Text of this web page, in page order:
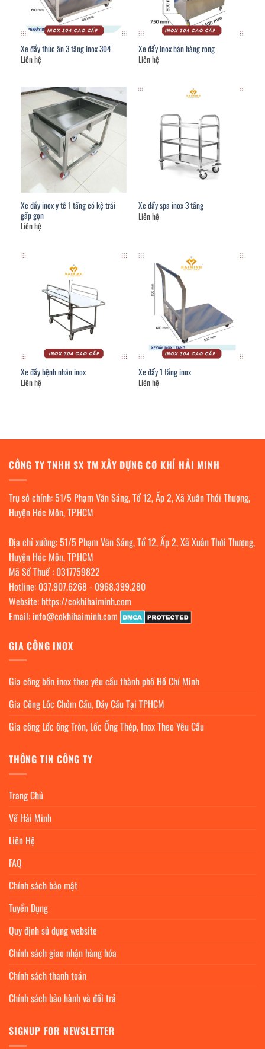
Xe đẩy thức ăn 3 tầng inox 304
Liên hệ
Xe đẩy inox bán hàng rong
Liên hệ
Xe đẩy inox y tế 1 tầng có kệ trái
gấp gọn
Liên hệ
Xe đẩy spa inox 3 tầng
Liên hệ
Xe đẩy bệnh nhân inox
Liên hệ
Xe đẩy 1 tầng inox
Liên hệ
CÔNG TY TNHH SX TM XÂY DỰNG CƠ KHÍ HẢI MINH
Trụ sở chính: 51/5 Phạm Văn Sáng, Tổ 12, Ấp 2, Xã Xuân Thới Thượng,
Huyện Hóc Môn, TP.HCM
Địa chỉ xưởng: 51/5 Phạm Văn Sáng, Tổ 12, Ấp 2, Xã Xuân Thới Thượng,
Huyện Hóc Môn, TP.HCM
Mã Số Thuế : 0317759822
Hotline: 037.907.6268- 0968.399.280
Website: https://cokhihaiminh.com
Email: info@cokhihaiminh.com
GIA CÔNG INOX
Gia công bồn inox theo yêu cầu thành phố Hồ Chí Minh
Gia Công Lốc Chỏm Cầu, Đáy Cầu Tại TPHCM
Gia công Lốc ống Tròn, Lốc Ống Thép, Inox Theo Yêu Cầu
THÔNG TIN CÔNG TY
Trang Chủ
Về Hải Minh
Liên Hệ
FAQ
Chính sách bảo mật
Tuyển Dụng
Quy định sử dụng website
Chính sách giao nhận hàng hóa
Chính sách thanh toán
Chính sách bảo hành và đổi trả
SIGNUP FOR NEWSLETTER